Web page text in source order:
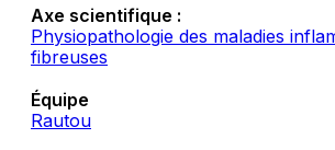
Axe scientifique :
Physiopathologie des maladies
fibreuses
Équipe
Rautou